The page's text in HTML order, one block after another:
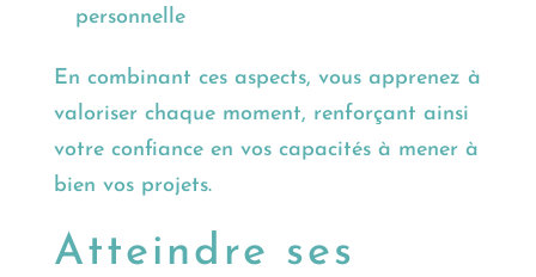
personnelle
En combinant ces aspects, vous apprenez à
valoriser chaque moment, renforçant ainsi
votre confiance en vos capacités à mener à
bien vos projets.
Atteindre ses